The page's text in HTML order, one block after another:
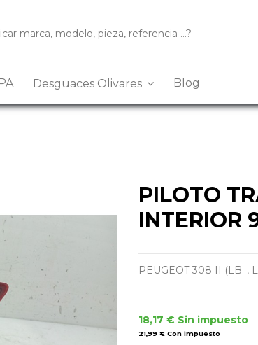
Desguaces Olivares Blog
PILOTO
INTERIOR
PEUGEOT 308 II (LB_,
18,17 € Sin impuesto
21,99 € Con impuesto